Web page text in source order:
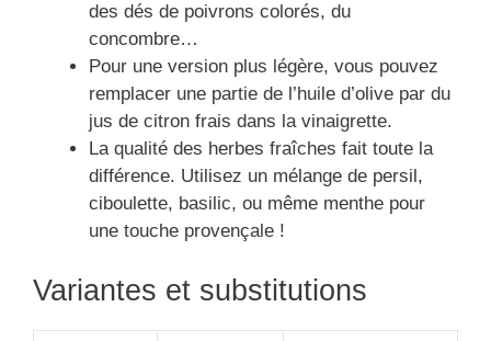
des dés de poivrons colorés, du
concombre…
Pour une version plus légère, vous pouvez
remplacer une partie de l’huile d’olive par du
jus de citron frais dans la vinaigrette.
La qualité des herbes fraîches fait toute la
différence. Utilisez un mélange de persil,
ciboulette, basilic, ou même menthe pour
une touche provençale !
Variantes et substitutions